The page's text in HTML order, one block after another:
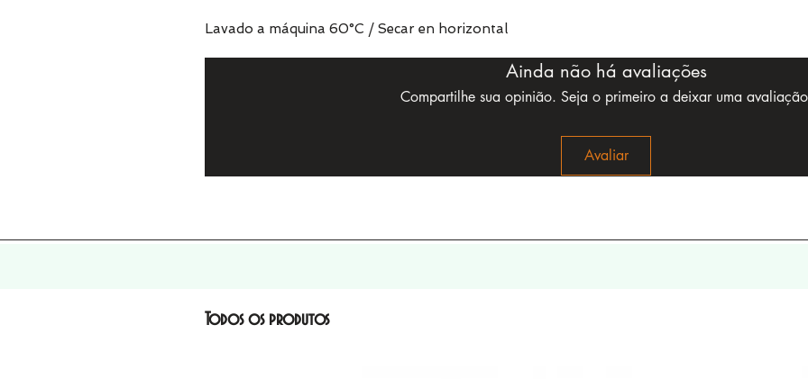
Lavado a máquina 60°C / Secar en horizontal
Ainda não há avaliações
Compartilhe sua opinião. Seja o primeiro a deixar uma
Avaliar
Todos os produtos